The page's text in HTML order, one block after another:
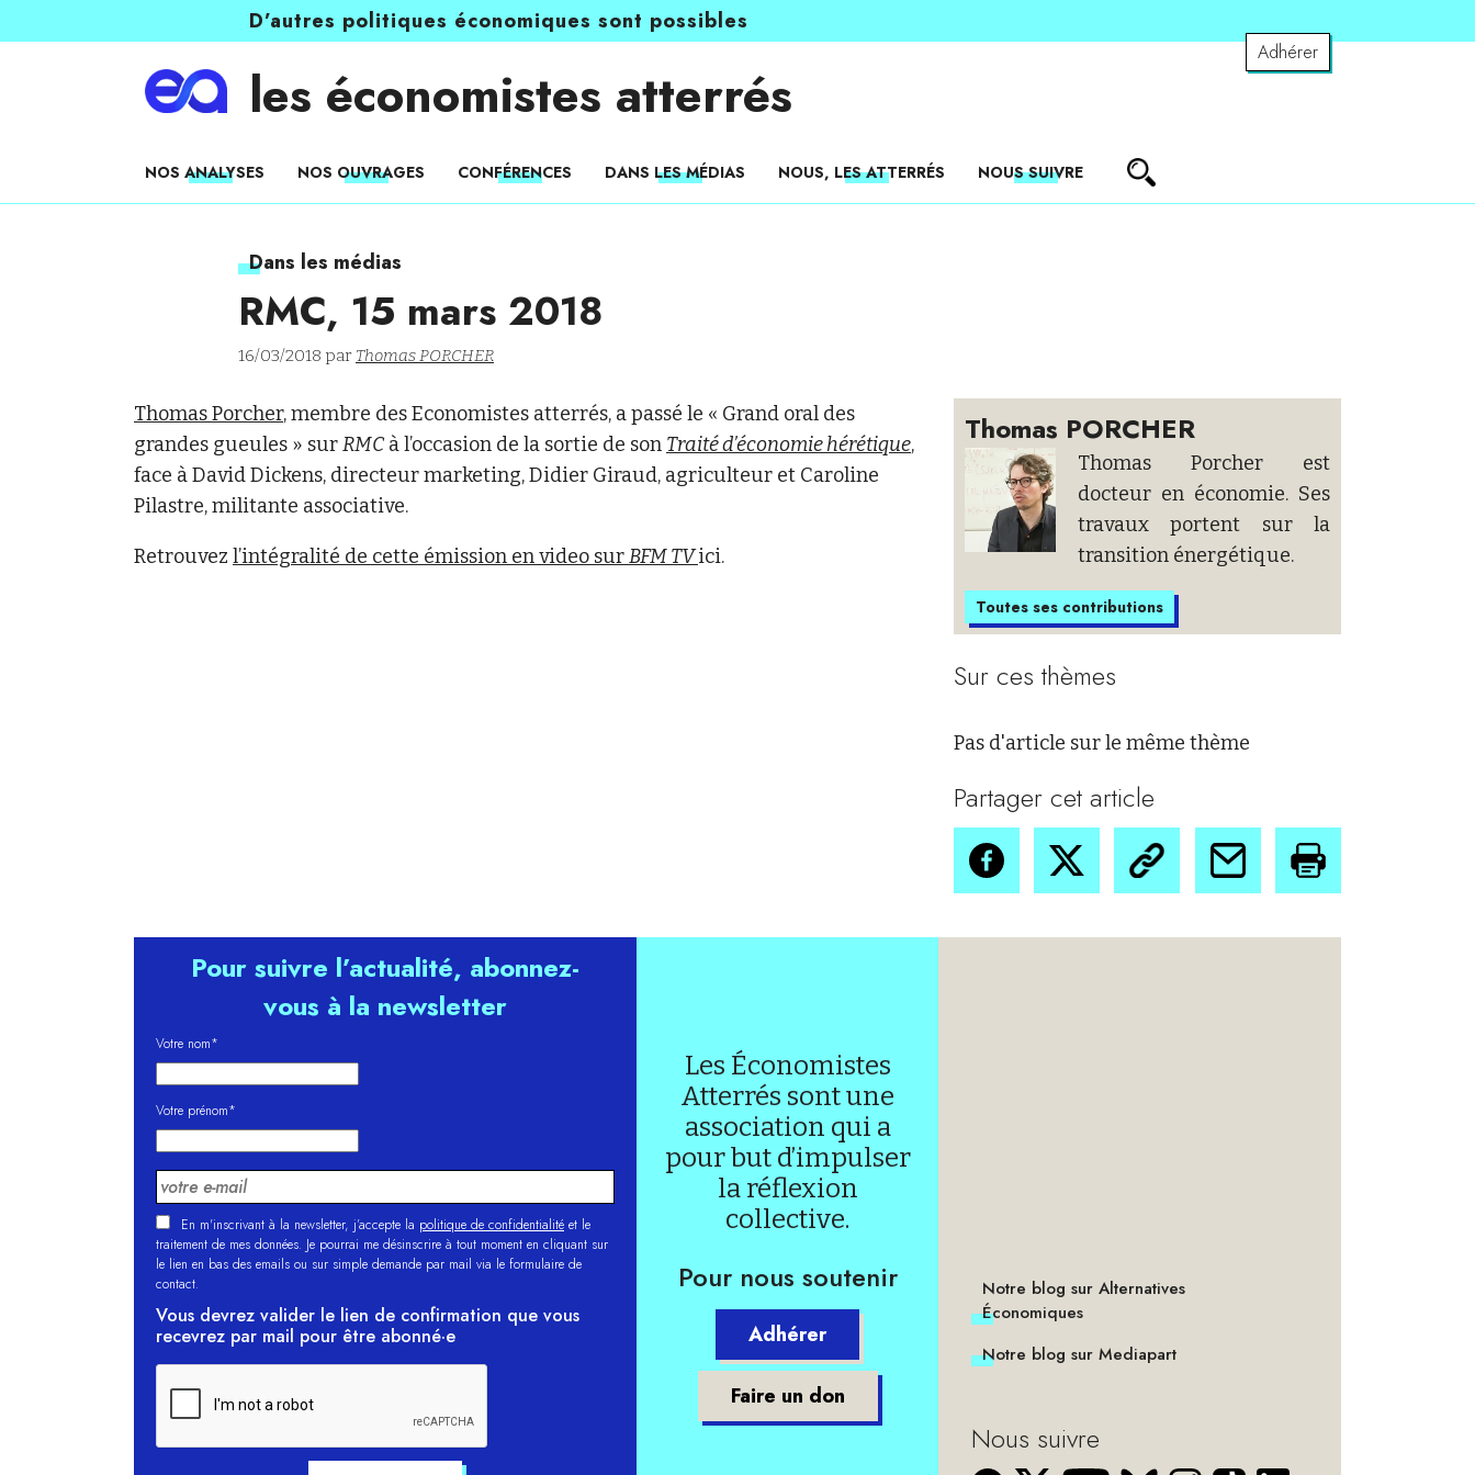
D’autres politiques économiques sont possibles
Adhérer
les économistes atterrés
NOS ANALYSES NOS OUVRAGES CONFÉRENCES DANS LES MÉDIAS NOUS, LES ATTERRÉS NOUS SUIVRE
Dans les médias
RMC, 15 mars 2018
16/03/2018 par Thomas PORCHER
Thomas Porcher, membre des Economistes atterrés, a passé le « Grand oral des
grandes gueules » surRMCà l’occasion de la sortie de son Traité d’économie hérétique,
face à David Dickens, directeur marketing, Didier Giraud, agriculteur et Caroline
Pilastre, militante associative.
Retrouvez l’intégralité de cette émission en video surBFM TVici.
Thomas PORCHER
Thomas Porcher est
docteur en économie. Ses
travaux portent sur la
transition énergétique.
Toutes ses contributions
Sur ces thèmes
Pas d'article sur le même thème
Partager cet article
Pour suivre l’actualité, abonnez-
vous à la newsletter
Votre nom*
Votre prénom*
En m'inscrivant à la newsletter, j’accepte la politique de confidentialité et le
traitement de mes données. Je pourrai me désinscrire à tout moment en cliquant sur
le lien en bas des emails ou sur simple demande par mail via le formulaire de
contact.
Vous devrez valider le lien de confirmation que vous
recevrez par mail pour être abonné·e
Les Économistes
Atterrés sont une
association qui a
pour but d’impulser
la réflexion
collective.
Pour nous soutenir
Adhérer
Faire un don
Notre blog sur Alternatives
Économiques
Notre blog sur Mediapart
Nous suivre